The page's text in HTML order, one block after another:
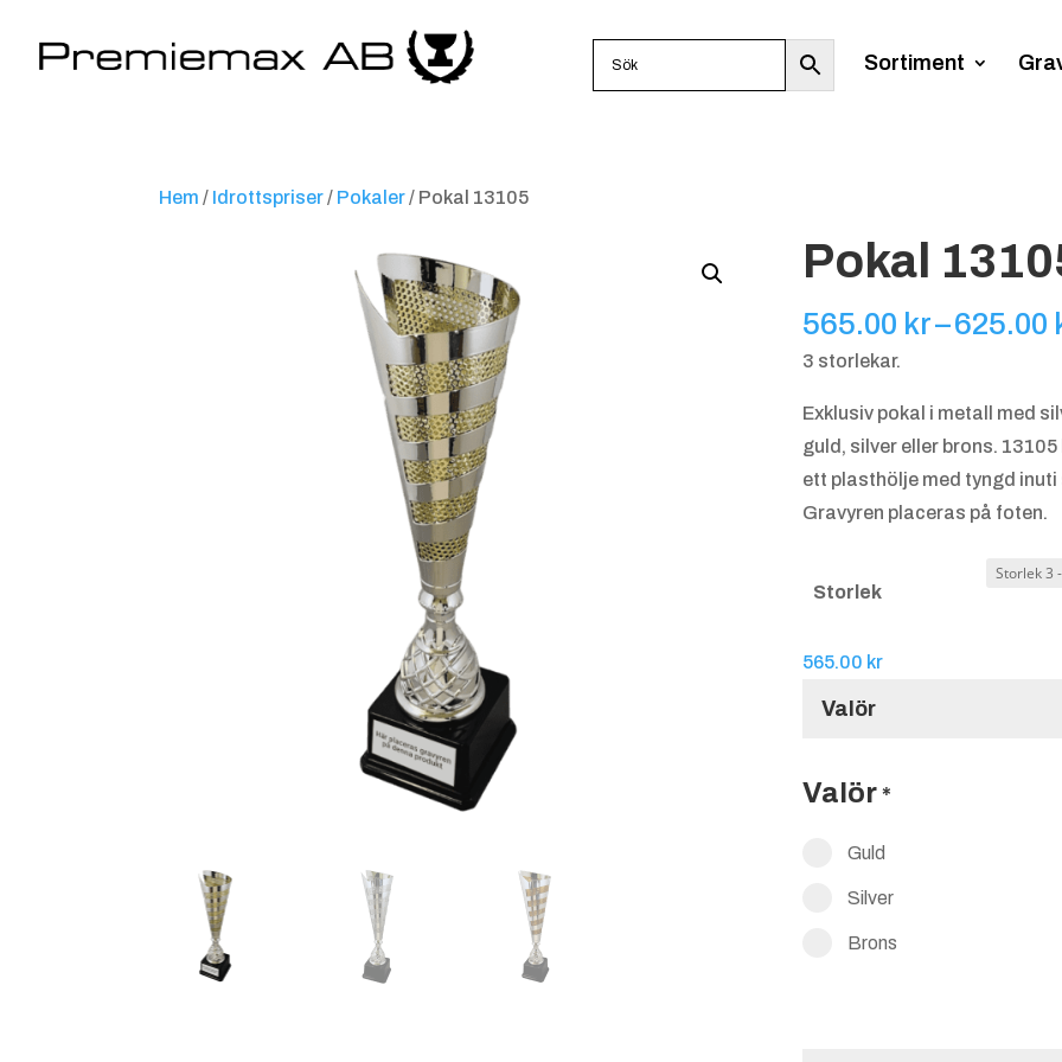
Sortiment
Hem / Idrottspriser/ Pokaler/ Pokal 13105
Pokal
565.00 kr–625.00
3 storlekar.
Exklusiv pokal i metall med
guld, silver eller brons.
ett plasthölje med tyngd
Gravyren placeras på foten.
Storlek
565.00 kr
Valör
Valör*
Guld
Silver
Brons